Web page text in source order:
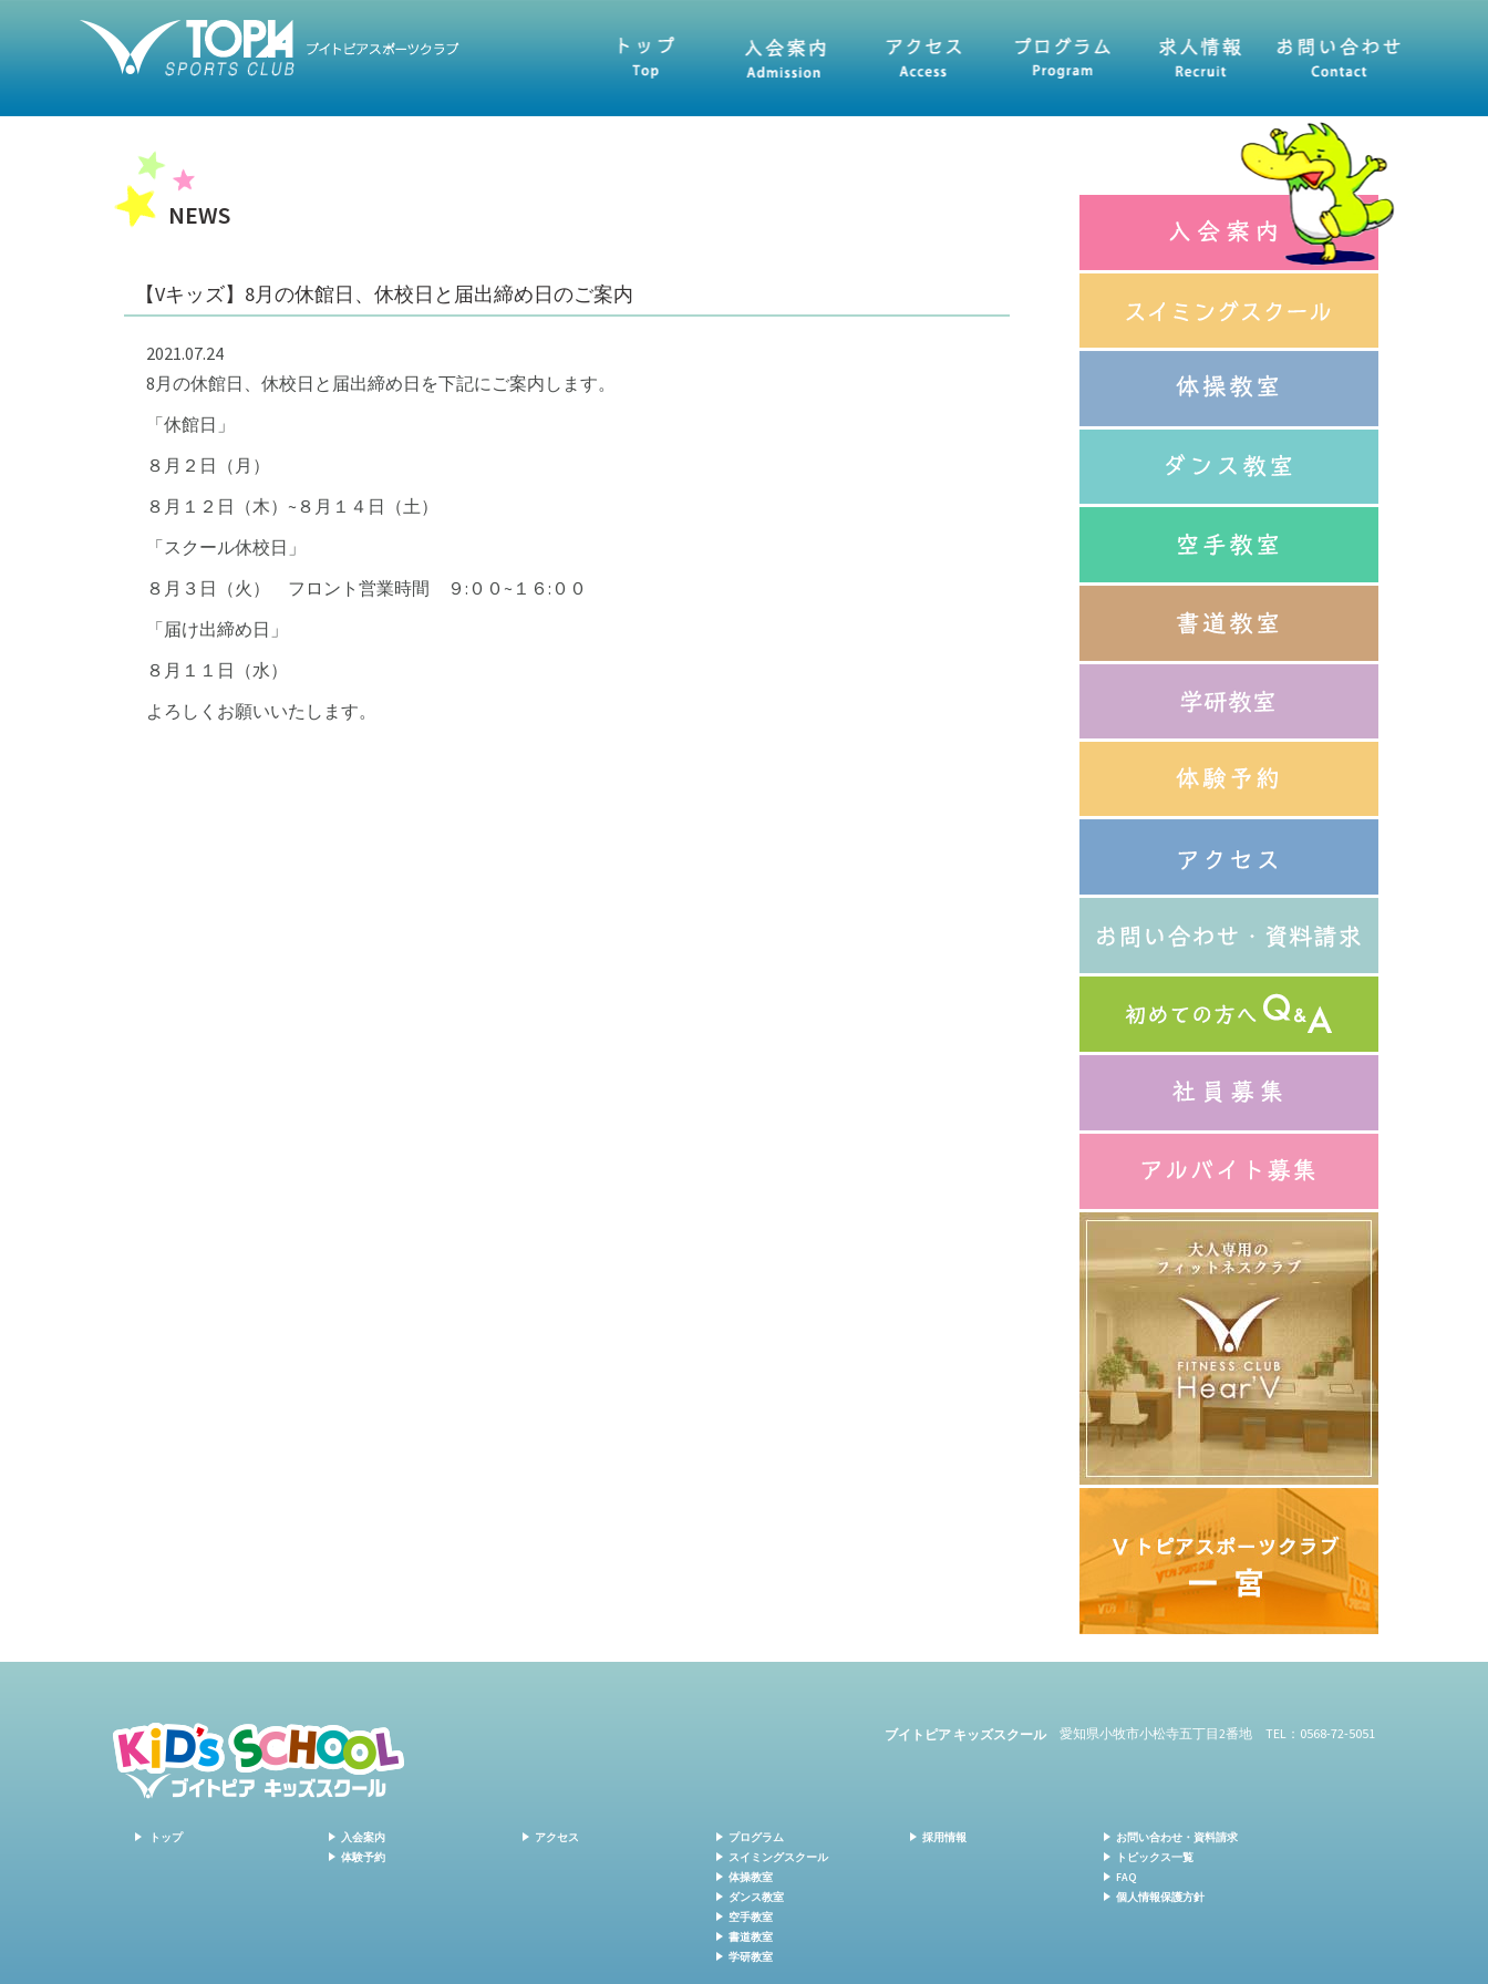
NEWS
【Vキッズ】8月の休館日、休校日と届出締め日のご案内
2021.07.24
8月の休館日、休校日と届出締め日を下記にご案内します。
「休館日」
８月２日（月）
８月１２日（木）~８月１４日（土）
「スクール休校日」
８月３日（火） フロント営業時間 ９:００~１６:００
「届け出締め日」
８月１１日（水）
よろしくお願いいたします。
ブイトピア キッズスクール 愛知県小牧市小松寺五丁目2番地 TEL：0568-72-5051
トップ
入会案内
体験予約
アクセス
プログラム
スイミングスクール
体操教室
ダンス教室
空手教室
書道教室
学研教室
採用情報
お問い合わせ・資料請求
トピックス一覧
FAQ
個人情報保護方針